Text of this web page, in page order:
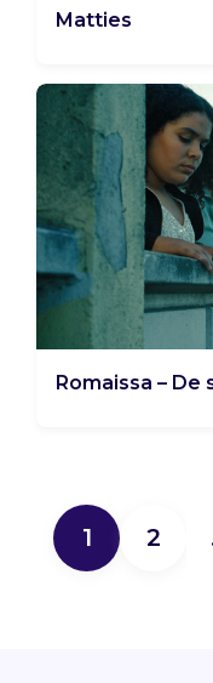
Matties
Romaissa –
1 2